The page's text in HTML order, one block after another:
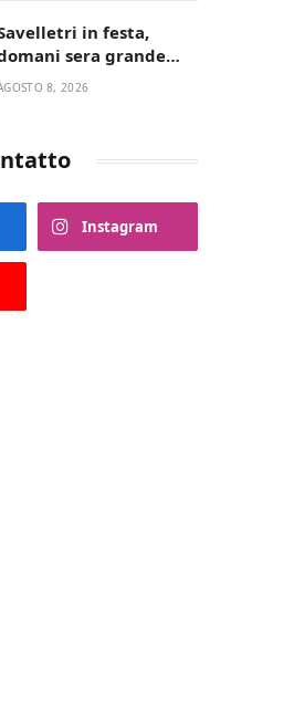
in festa,
sera grande
spettacolo con Uccio De
8, 2026
Instagram